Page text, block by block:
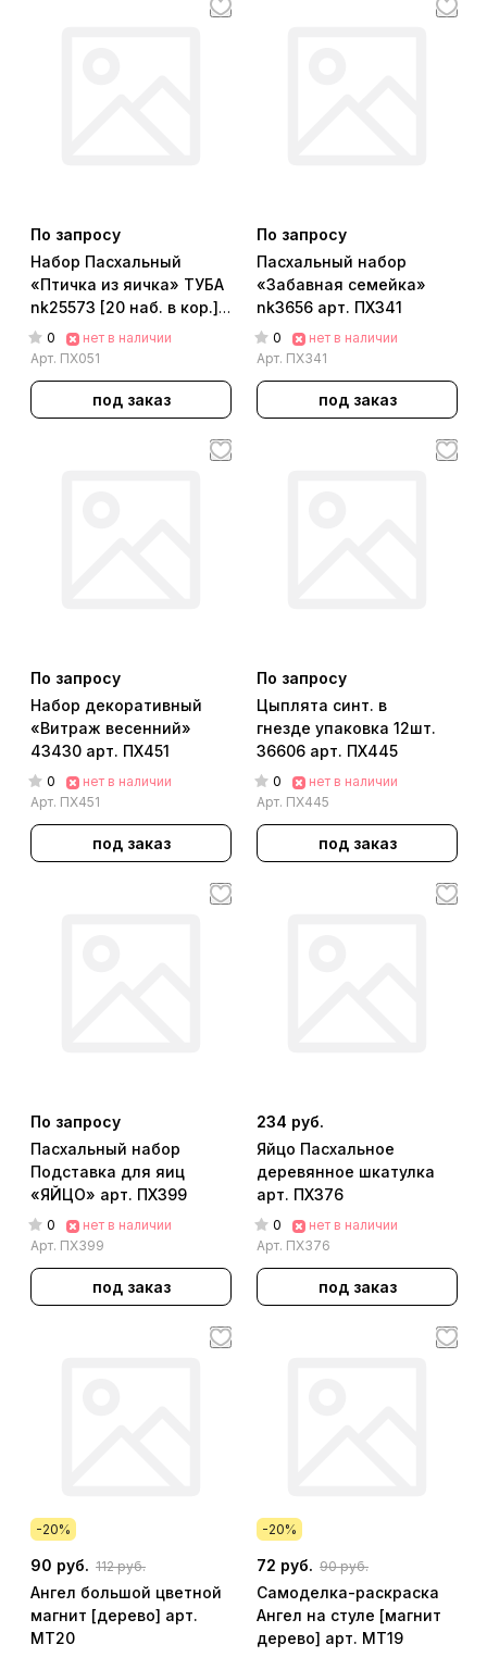
По запросу
Набор Пасхальный
«Птичка из яичка» ТУБА
nk25573 [20 наб. в кор.]
арт. ПХ051
0
нет в наличии
Арт. ПХ051
под заказ
По запросу
Пасхальный набор
«Забавная семейка»
nk3656 арт. ПХ341
0
нет в наличии
Арт. ПХ341
под заказ
По запросу
Набор декоративный
«Витраж весенний»
43430 арт. ПХ451
0
нет в наличии
Арт. ПХ451
под заказ
По запросу
Цыплята синт. в
гнезде упаковка 12шт.
36606 арт. ПХ445
0
нет в наличии
Арт. ПХ445
под заказ
По запросу
Пасхальный набор
Подставка для яиц
«ЯЙЦО» арт. ПХ399
0
нет в наличии
Арт. ПХ399
под заказ
234 руб.
Яйцо Пасхальное
деревянное шкатулка
арт. ПХ376
0
нет в наличии
Арт. ПХ376
под заказ
-20%
90 руб. 112 руб.
Ангел большой цветной
магнит [дерево] арт.
МТ20
-20%
72 руб. 90 руб.
Самоделка-раскраска
Ангел на стуле [магнит
дерево] арт. МТ19